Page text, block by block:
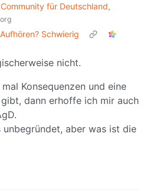
für Deutschland,
Schwierig
nicht.
Konsequenzen und eine
dann erhoffe ich mir auch
aber was ist die